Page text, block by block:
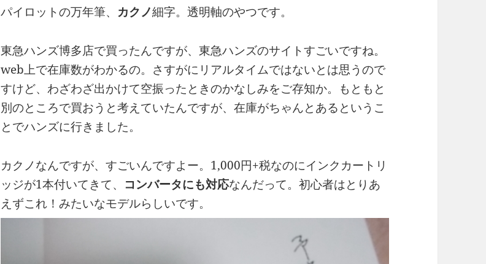
パイロットの万年筆、 カクノ細字。透明軸のやつです。
東急ハンズ博多店で買ったんですが、東急ハンズのサイトすごいですね。
web上で在庫数がわかるの。さすがにリアルタイムではないとは思うので
すけど、わざわざ出かけて空振ったときのかなしみをご存知か。もともと
別のところで買おうと考えていたんですが、在庫がちゃんとあるというこ
とでハンズに行きました。
カクノなんですが、すごいんですよー。1,000円+税なのにインクカートリ
ッジが1本付いてきて、 コンバータにも対応なんだって。初心者はとりあ
えずこれ！みたいなモデルらしいです。